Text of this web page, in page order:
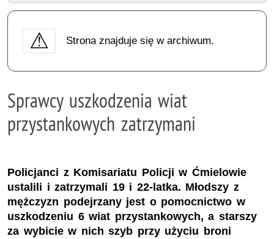
Strona znajduje się w archiwum.
Sprawcy uszkodzenia wiat
przystankowych zatrzymani
Policjanci z Komisariatu Policji w Ćmielowie
ustalili i zatrzymali 19 i 22-latka. Młodszy z
mężczyzn podejrzany jest o pomocnictwo w
uszkodzeniu 6 wiat przystankowych, a starszy
za wybicie w nich szyb przy użyciu broni